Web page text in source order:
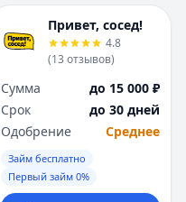
Привет, сосед!
4.8
(13 отзывов)
Сумма
до 15 000 ₽
Срок
до 30 дней
Одобрение
Среднее
Займ бесплатно
Первый займ 0%